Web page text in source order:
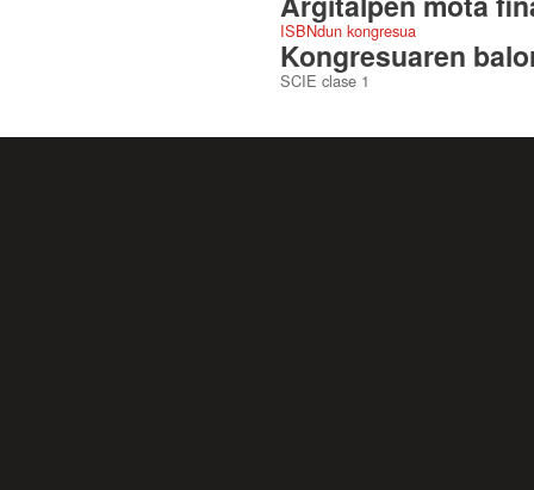
ISBNdun kongresua
Kongresuaren
SCIE clase 1